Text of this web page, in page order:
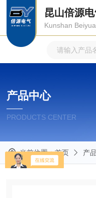
昆山倍源
Kunshan
产品中心
PRODUCTS CENTER
当前位置：首页 产